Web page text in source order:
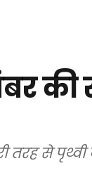
की
तरह से पृथ्वी